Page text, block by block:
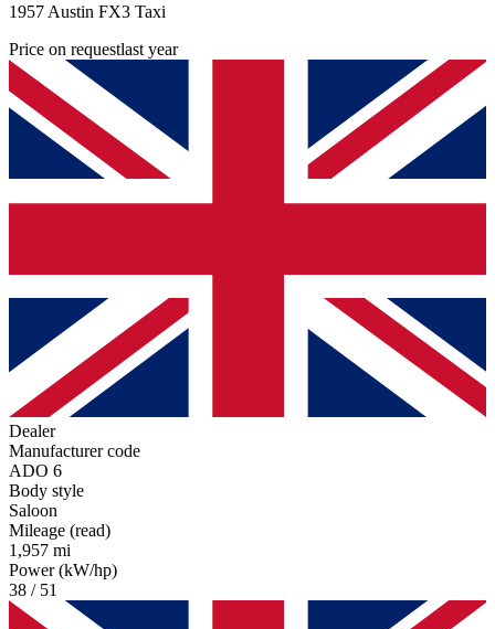
1957 Austin FX3 Taxi
Price on requestlast year
Dealer
Manufacturer code
ADO 6
Body style
Saloon
Mileage (read)
1,957 mi
Power (kW/hp)
38 / 51